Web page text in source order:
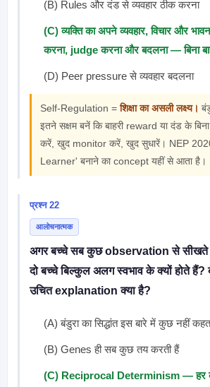
(B) Rules और दंड से व्यवहार ठीक करना
(C) व्यक्ति का अपने व्यवहार, विचार और
करना, judge करना और बदलना — बिना
(D) Peer pressure से व्यवहार बदलना
Self-Regulation =शिक्षा का असली लक्ष्य।
इतने सक्षम बनें कि बाहरी reward या दंड के
करें, खुद monitor करें, खुद सुधारें। NEP
Learner' बनाने का concept यहीं से आता है।
प्रश्न 22
आलोचनात्मक
अगर बच्चे सब कुछ observation से सीखते
दो बच्चे बिल्कुल अलग स्वभाव के क्यों होते
उचित explanation क्या है?
(A) बंडुरा का सिद्धांत इस बारे में कुछ नहीं
(B) Genes ही सब कुछ तय करती हैं
(C) Reciprocal Determinism — हर